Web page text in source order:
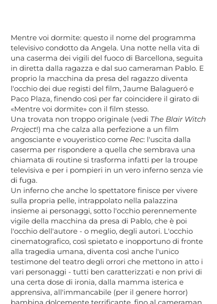
Mentre voi dormite: questo il nome del programma
televisivo condotto da Angela. Una notte nella vita di
una caserma dei vigili del fuoco di Barcellona, seguita
in diretta dalla ragazza e dal suo cameraman Pablo. E
proprio la macchina da presa del ragazzo diventa
l'occhio dei due registi del film, Jaume Balagueró e
Paco Plaza, finendo così per far coincidere il girato di
«Mentre voi dormite» con il film stesso.
Una trovata non troppo originale (vedi The Blair Witch
Project!) ma che calza alla perfezione a un film
angosciante e vouyeristico come Rec: l'uscita dalla
caserma per rispondere a quella che sembrava una
chiamata di routine si trasforma infatti per la troupe
televisiva e per i pompieri in un vero inferno senza vie
di fuga.
Un inferno che anche lo spettatore finisce per vivere
sulla propria pelle, intrappolato nella palazzina
insieme ai personaggi, sotto l'occhio perennemente
vigile della macchina da presa di Pablo, che è poi
l'occhio dell'autore - o meglio, degli autori. L'occhio
cinematografico, così spietato e inopportuno di fronte
alla tragedia umana, diventa così anche l'unico
testimone del teatro degli orrori che mettono in atto i
vari personaggi - tutti ben caratterizzati e non privi di
una certa dose di ironia, dalla mamma isterica e
apprensiva, all'immancabile (per il genere horror)